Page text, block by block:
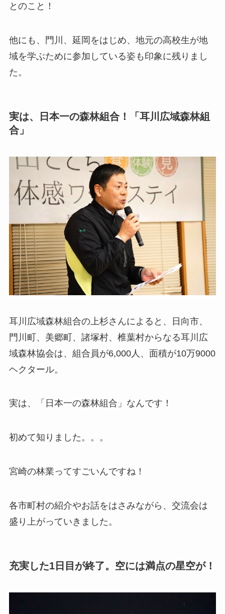
とのこと！
他にも、門川、延岡をはじめ、地元の高校生が地
域を学ぶために参加している姿も印象に残りまし
た。
実は、日本一の森林組合！「耳川広域森林組
合」
耳川広域森林組合の上杉さんによると、日向市、
門川町、美郷町、諸塚村、椎葉村からなる耳川広
域森林協会は、組合員が6,000人、面積が10万9000
ヘクタール。
実は、「日本一の森林組合」なんです！
初めて知りました。。。
宮崎の林業ってすごいんですね！
各市町村の紹介やお話をはさみながら、交流会は
盛り上がっていきました。
充実した1日目が終了。空には満点の星空が！